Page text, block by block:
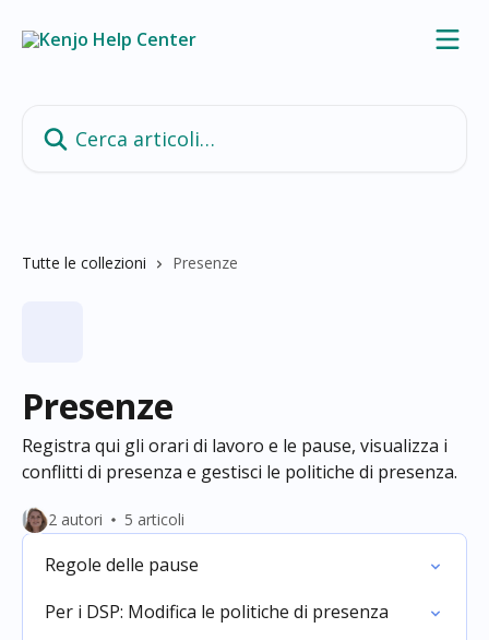
Tutte le collezioni Presenze
Presenze
Registra qui gli orari di lavoro e le pause, visualizza i
conflitti di presenza e gestisci le politiche di presenza.
2 autori 5 articoli
Regole delle pause
Per i DSP: Modifica le politiche di presenza